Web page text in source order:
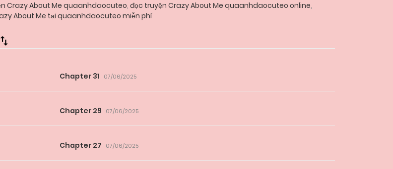
Crazy About Me quaanhdaocuteo, đọc truyện Crazy About Me quaanhdaocuteo online,
About Me tại quaanhdaocuteo miễn phí
Chapter 31 07/06/2025
Chapter 29 07/06/2025
Chapter 27 07/06/2025